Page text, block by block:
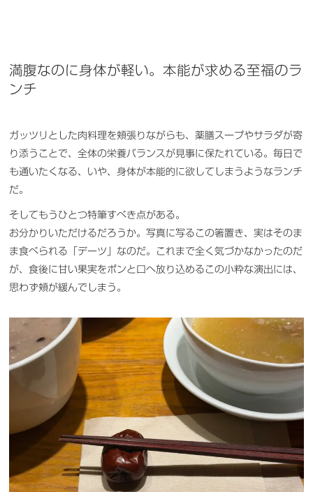
満腹なのに身体が軽い。本能が求める至福のラ
ンチ
ガッツリとした肉料理を頬張りながらも、薬膳スープやサラダが寄
り添うことで、全体の栄養バランスが見事に保たれている。毎日で
も通いたくなる、いや、身体が本能的に欲してしまうようなランチ
だ。
そしてもうひとつ特筆すべき点がある。
お分かりいただけるだろうか。写真に写るこの箸置き、実はそのま
ま食べられる「デーツ」なのだ。これまで全く気づかなかったのだ
が、食後に甘い果実をポンと口へ放り込めるこの小粋な演出には、
思わず頬が緩んでしまう。